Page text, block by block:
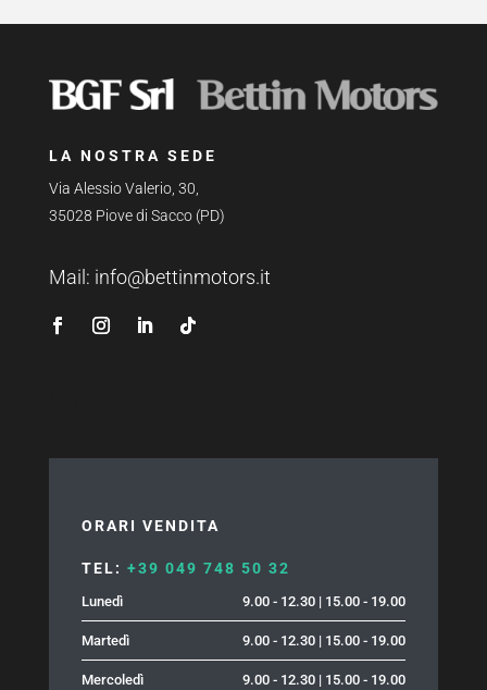
LA NOSTRA SEDE
Via Alessio Valerio, 30,
35028 Piove di Sacco (PD)
Mail: info@bettinmotors.it
ORARI VENDITA
TEL: +39 049 748 50 32
Lunedì 9.00 - 12.30 | 15.00 - 19.00
Martedì 9.00 - 12.30 | 15.00 - 19.00
Mercoledì 9.00 - 12.30 | 15.00 - 19.00